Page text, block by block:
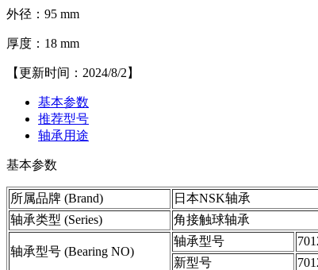
外径：95 mm
厚度：18 mm
【更新时间：2024/8/2】
基本参数
推荐型号
轴承用途
基本参数
所属品牌 (Brand)
日本NSK轴承
轴承类型 (Series)
角接触球轴承
轴承型号 (Bearing NO)
轴承型号
新型号